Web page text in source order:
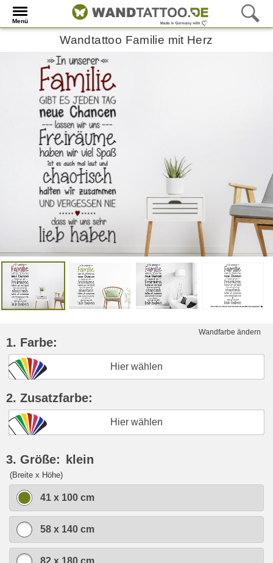
Menü
Wandtattoo Familie mit Herz
Wandfarbe ändern
1. Farbe:
Hier wählen
2. Zusatzfarbe:
Hier wählen
3. Größe: klein
(Breite x Höhe)
41 x 100 cm
58 x 140 cm
82 x 180 cm